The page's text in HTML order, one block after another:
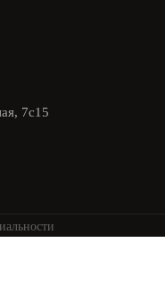
7с15